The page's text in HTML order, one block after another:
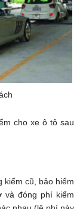
cho xe ô tô sau
kiểm cũ, bảo hiểm
và đóng phí kiểm